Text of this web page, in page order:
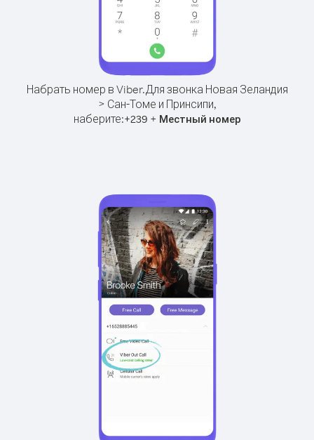
Набрать номер в Viber.Для звонка Новая Зеландия
> Сан-Томе и Принсипи,
наберите:+239 + Местный номер